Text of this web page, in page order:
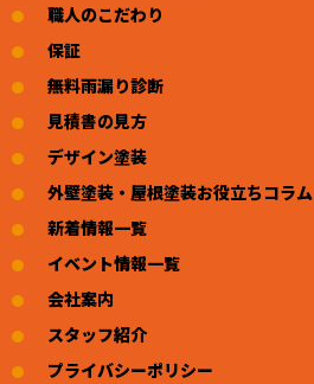
職人のこだわり
保証
無料雨漏り診断
見積書の見方
デザイン塗装
外壁塗装・屋根塗装お役立ちコラム
新着情報一覧
イベント情報一覧
会社案内
スタッフ紹介
プライバシーポリシー